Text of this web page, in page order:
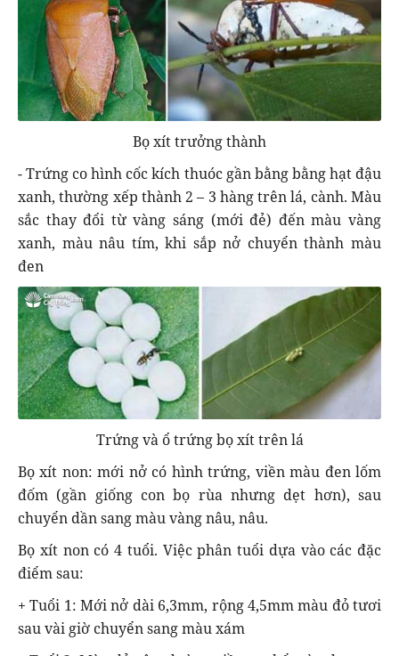
Bọ xít trưởng thành
- Trứng co hình cốc kích thuóc gần bằng bằng hạt đậu
xanh, thường xếp thành 2 – 3 hàng trên lá, cành. Màu
sắc thay đổi từ vàng sáng (mới đẻ) đến màu vàng
xanh, màu nâu tím, khi sắp nở chuyển thành màu
đen
Trứng và ổ trứng bọ xít trên lá
Bọ xít non: mới nở có hình trứng, viền màu đen lốm
đốm (gần giống con bọ rùa nhưng dẹt hơn), sau
chuyển dần sang màu vàng nâu, nâu.
Bọ xít non có 4 tuổi. Việc phân tuổi dựa vào các đặc
điểm sau:
+ Tuổi 1: Mới nở dài 6,3mm, rộng 4,5mm màu đỏ tươi
sau vài giờ chuyển sang màu xám